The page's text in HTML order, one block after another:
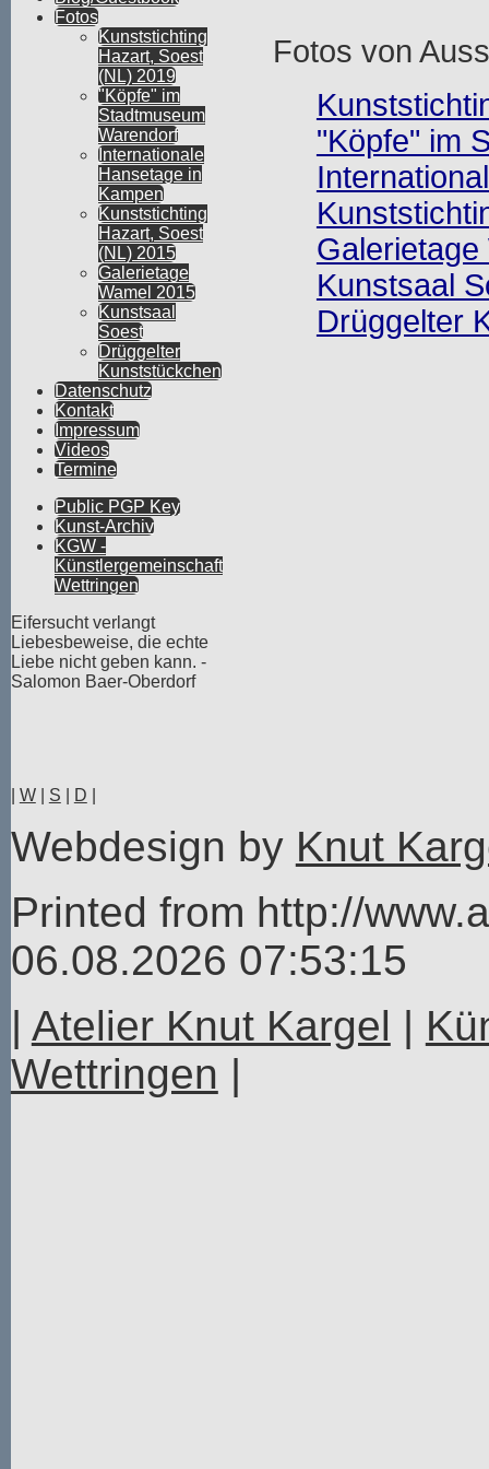
Fotos von
"Köpfe" im
Galerietage
Kunstsaal
Drüggelter
Fotos
Kunststichting
Hazart, Soest
(NL) 2019
"Köpfe" im
Stadtmuseum
Warendorf
Internationale
Hansetage in
Kampen
Kunststichting
Hazart, Soest
(NL) 2015
Galerietage
Wamel 2015
Kunstsaal
Soest
Drüggelter
Kunststückchen
Datenschutz
Kontakt
Impressum
Videos
Termine
Public PGP Key
Kunst-Archiv
KGW -
Künstlergemeinschaft
Wettringen
Eifersucht verlangt
Liebesbeweise, die echte
Liebe nicht geben kann. -
Salomon Baer-Oberdorf
W| S D
Webdesign by Knut
Printed from http://
06.08.2026 07:53:15
| Atelier Knut Kargel |
Wettringen |